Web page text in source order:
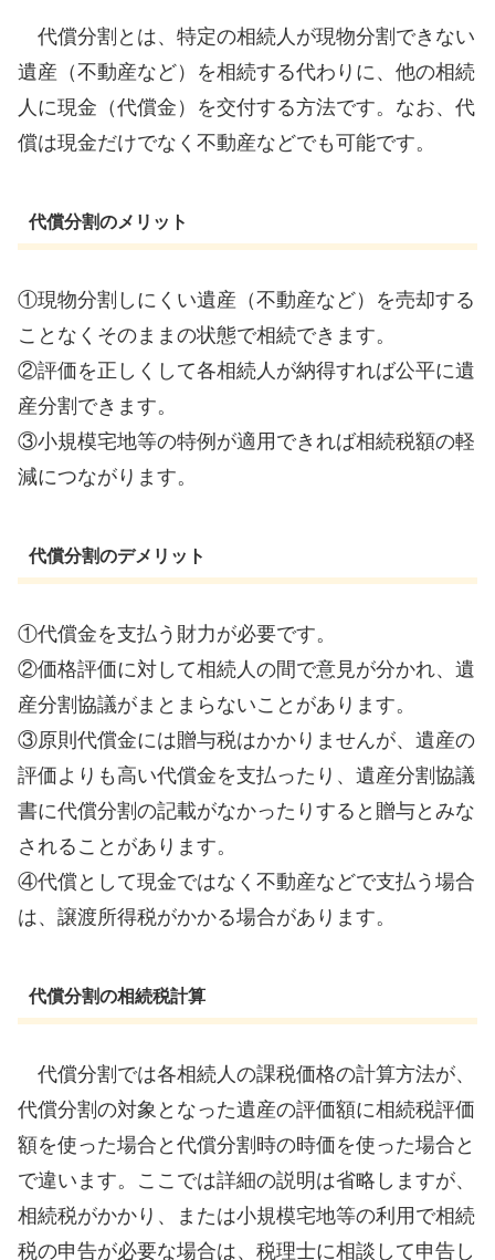
代償分割とは、特定の相続人が現物分割できない
遺産（不動産など）を相続する代わりに、他の相続
人に現金（代償金）を交付する方法です。なお、代
償は現金だけでなく不動産などでも可能です。
代償分割のメリット
①現物分割しにくい遺産（不動産など）を売却する
ことなくそのままの状態で相続できます。
②評価を正しくして各相続人が納得すれば公平に遺
産分割できます。
③小規模宅地等の特例が適用できれば相続税額の軽
減につながります。
代償分割のデメリット
①代償金を支払う財力が必要です。
②価格評価に対して相続人の間で意見が分かれ、遺
産分割協議がまとまらないことがあります。
③原則代償金には贈与税はかかりませんが、遺産の
評価よりも高い代償金を支払ったり、遺産分割協議
書に代償分割の記載がなかったりすると贈与とみな
されることがあります。
④代償として現金ではなく不動産などで支払う場合
は、譲渡所得税がかかる場合があります。
代償分割の相続税計算
代償分割では各相続人の課税価格の計算方法が、
代償分割の対象となった遺産の評価額に相続税評価
額を使った場合と代償分割時の時価を使った場合と
で違います。ここでは詳細の説明は省略しますが、
相続税がかかり、または小規模宅地等の利用で相続
税の申告が必要な場合は、税理士に相談して申告し